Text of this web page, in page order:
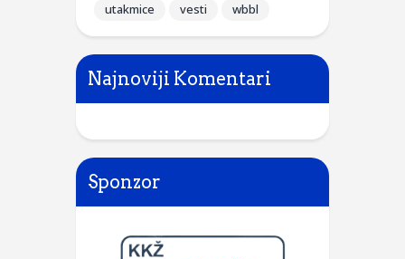
utakmice
vesti wbbl
Najnoviji Komentari
Sponzor